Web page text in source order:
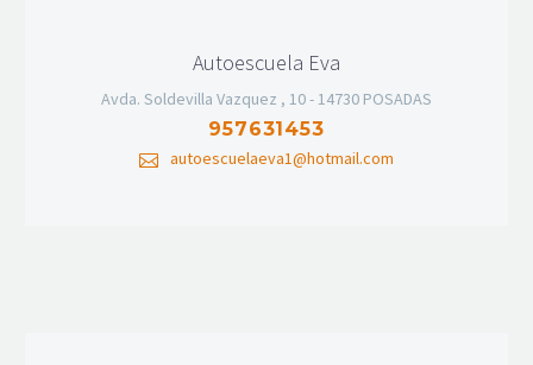
Autoescuela Eva
Avda. Soldevilla Vazquez , 10 - 14730 POSADAS
957631453
autoescuelaeva1@hotmail.com